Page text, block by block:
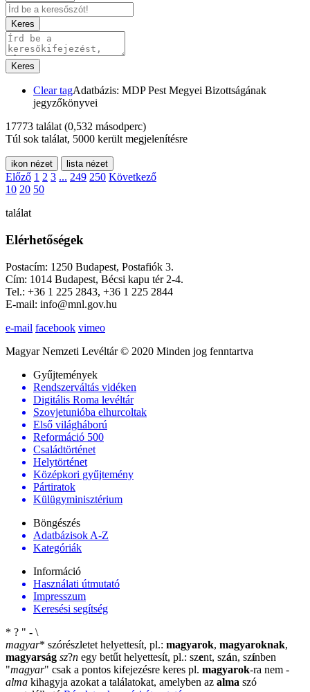
Keres
Keres
Clear tagAdatbázis: MDP Pest Megyei Bizottságának
jegyzőkönyvei
17773 találat (0,532 másodperc)
Túl sok találat, 5000 került megjelenítésre
ikon nézet lista nézet
Előző 1 2 3 ... 249 250 Következő
10 20 50
találat
Elérhetőségek
Postacím: 1250 Budapest, Postafiók 3.
Cím: 1014 Budapest, Bécsi kapu tér 2-4.
Tel.: +36 1 225 2843, +36 1 225 2844
E-mail: info@mnl.gov.hu
e-mail facebook vimeo
Magyar Nemzeti Levéltár © 2020 Minden jog fenntartva
Gyűjtemények
Rendszerváltás vidéken
Digitális Roma levéltár
Szovjetunióba elhurcoltak
Első világháború
Reformáció 500
Családtörténet
Helytörténet
Középkori gyűjtemény
Pártiratok
Külügyminisztérium
Böngészés
Adatbázisok A-Z
Kategóriák
Információ
Használati útmutató
Impresszum
Keresési segítség
* ? " - \
magyar* szórészletet helyettesít, pl.: magyarok, magyaroknak,
magyarság sz?n egy betűt helyettesít, pl.: szent, szán, színben
"magyar" csak a pontos kifejezésre keres pl. magyarok-ra nem -
alma kihagyja azokat a találatokat, amelyben az alma szó